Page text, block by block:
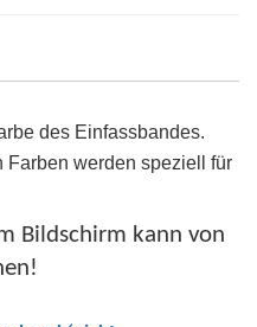
des Einfassbandes.
Farben werden speziell für
Bildschirm kann von